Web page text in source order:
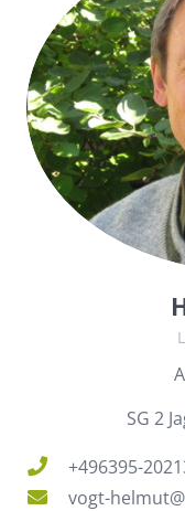
SG 2
+496395-
vogt-